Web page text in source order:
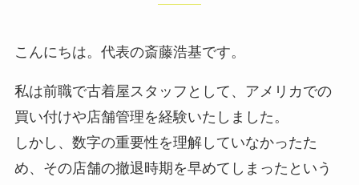
こんにちは。代表の斎藤浩基です。
私は前職で古着屋スタッフとして、アメリカでの
買い付けや店舗管理を経験いたしました。
しかし、数字の重要性を理解していなかったた
め、その店舗の撤退時期を早めてしまったという